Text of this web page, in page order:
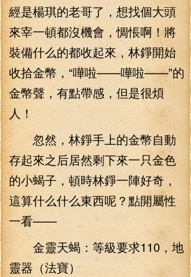
經是楊琪的老哥了，想找個大頭
來宰一頓都沒機會，惆悵啊！將
裝備什么的都收起來，林錚開始
收拾金幣，“嘩啦——嘩啦——”的
金幣聲，有點帶感，但是很煩
人！
忽然，林錚手上的金幣自動
存起來之后居然剩下來一只金色
的小蝎子，頓時林錚一陣好奇，
這算什么什么東西呢？點開屬性
一看——
金靈天蝎：等級要求110，地
靈器（法寶）